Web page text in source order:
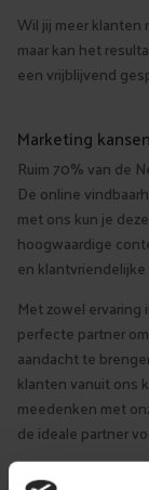
Wil jij meer klanten
maar kan het
een vrijblijvend
Marketing
Ruim 70% van de
De online
met ons kun je
hoogwaardige
en
Met zowel ervaring
perfecte partner
aandacht te
klanten vanuit ons
meedenken met
de ideale partner